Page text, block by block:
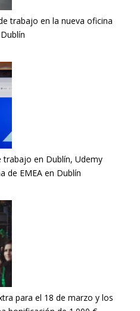
trabajo en la nueva oficina
trabajo en Dublín, Udemy
de EMEA en Dublín
para el 18 de marzo y los